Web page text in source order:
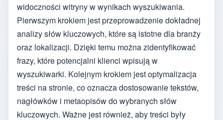
widoczności witryny w wynikach wyszukiwania.
Pierwszym krokiem jest przeprowadzenie dokładnej
analizy słów kluczowych, które są istotne dla branży
oraz lokalizacji. Dzięki temu można zidentyfikować
frazy, które potencjalni klienci wpisują w
wyszukiwarki. Kolejnym krokiem jest optymalizacja
treści na stronie, co oznacza dostosowanie tekstów,
nagłówków i metaopisów do wybranych słów
kluczowych. Ważne jest również, aby treści były